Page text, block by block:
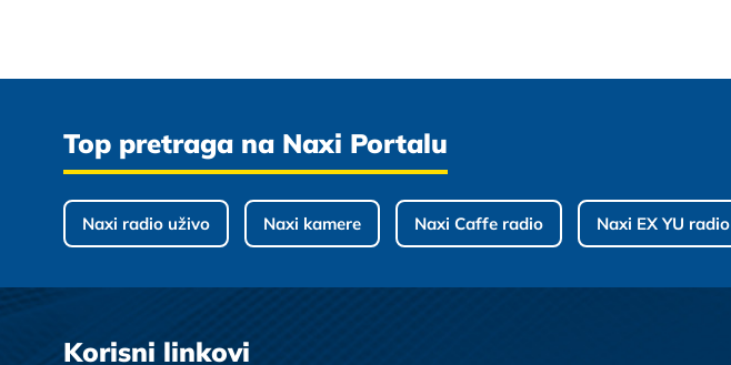
Top pretraga na Naxi Portalu
Naxi radio uživo Naxi kamere Naxi Caffe radio Naxi EX YU radio
Korisni linkovi